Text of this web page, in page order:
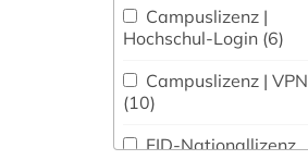
Natur- und
Umweltschutz (29)
Normen, Technische
Richtlinien, Patente (2)
alltagskultur (2)
almanach (1)
altamerikanistik (1)
Campuslizenz |
Hochschul-Login (6)
Campuslizenz | VPN
(10)
FID-Nationallizenz